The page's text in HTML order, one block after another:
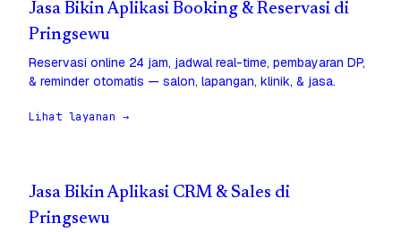
Jasa Bikin Aplikasi Booking & Reservasi di
Pringsewu
Reservasi online 24 jam, jadwal real-time, pembayaran DP,
& reminder otomatis — salon, lapangan, klinik, & jasa.
Lihat layanan →
Jasa Bikin Aplikasi CRM & Sales di
Pringsewu